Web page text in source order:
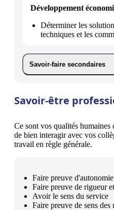
Développement
Déterminer les
techniques et les
Savoir-faire secondaires
Savoir-être
Ce sont vos qualités humaines
de bien interagir avec vos
travail en règle générale.
Faire preuve d'autonomie
Faire preuve de rigueur
Avoir le sens du service
Faire preuve de sens des